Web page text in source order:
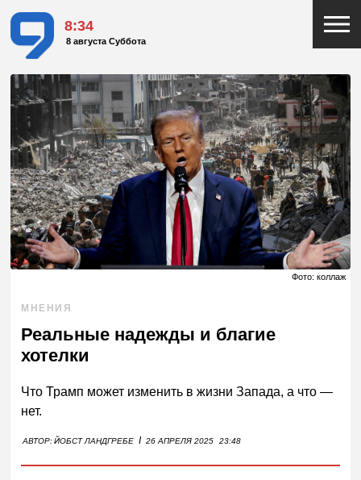
8:34
8 августа Суббота
Фото: коллаж
МНЕНИЯ
Реальные надежды и благие
хотелки
Что Трамп может изменить в жизни Запада, а что —
нет.
АВТОР:ЙОБСТ ЛАНДГРЕБЕ I 26 АПРЕЛЯ 2025 23:48